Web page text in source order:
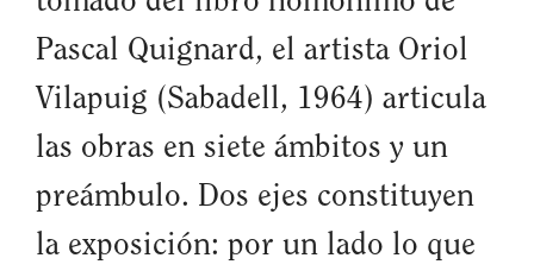
Pascal Quignard, el artista Oriol
Vilapuig (Sabadell, 1964) articula
las obras en siete ámbitos y un
preámbulo. Dos ejes constituyen
la exposición: por un lado lo que